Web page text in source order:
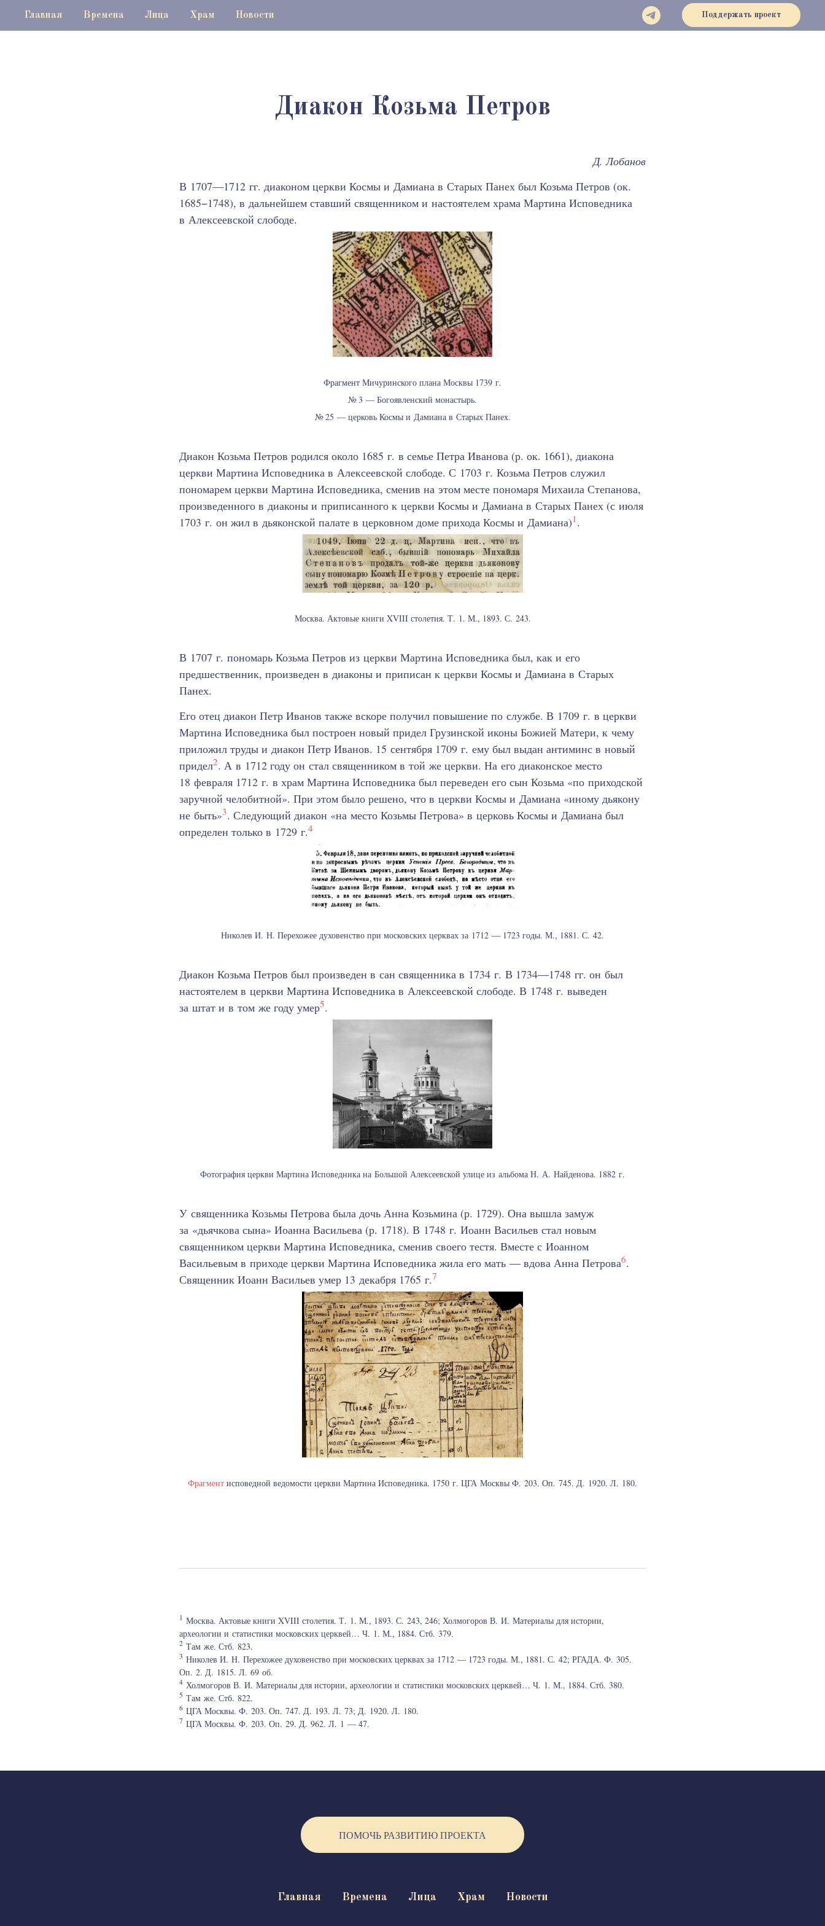
Главная Времена Лица Храм Новости Поддержать проект
Диакон Козьма Петров
Д. Лобанов
В 1707—1712 гг. диаконом церкви Космы и Дамиана в Старых Панех был Козьма Петров (ок.
1685−1748), в дальнейшем ставший священником и настоятелем храма Мартина Исповедника
в Алексеевской слободе.
Фрагмент Мичуринского плана Москвы 1739 г.
№ 3 — Богоявленский монастырь.
№ 25 — церковь Космы и Дамиана в Старых Панех.
Диакон Козьма Петров родился около 1685 г. в семье Петра Иванова (р. ок. 1661), диакона
церкви Мартина Исповедника в Алексеевской слободе. С 1703 г. Козьма Петров служил
пономарем церкви Мартина Исповедника, сменив на этом месте пономаря Михаила Степанова,
произведенного в диаконы и приписанного к церкви Космы и Дамиана в Старых Панех (с июля
1703 г. он жил в дьяконской палате в церковном доме прихода Космы и Дамиана)1.
Москва. Актовые книги XVIII столетия. Т. 1. М., 1893. С. 243.
В 1707 г. пономарь Козьма Петров из церкви Мартина Исповедника был, как и его
предшественник, произведен в диаконы и приписан к церкви Космы и Дамиана в Старых
Панех.
Его отец диакон Петр Иванов также вскоре получил повышение по службе. В 1709 г. в церкви
Мартина Исповедника был построен новый придел Грузинской иконы Божией Матери, к чему
приложил труды и диакон Петр Иванов. 15 сентября 1709 г. ему был выдан антиминс в новый
придел2. А в 1712 году он стал священником в той же церкви. На его диаконское место
18 февраля 1712 г. в храм Мартина Исповедника был переведен его сын Козьма «по приходской
заручной челобитной». При этом было решено, что в церкви Космы и Дамиана «иному дьякону
не быть»3. Следующий диакон «на место Козьмы Петрова» в церковь Космы и Дамиана был
определен только в 1729 г.4
Николев И. Н. Перехожее духовенство при московских церквах за 1712 — 1723 годы. М., 1881. С. 42.
Диакон Козьма Петров был произведен в сан священника в 1734 г. В 1734—1748 гг. он был
настоятелем в церкви Мартина Исповедника в Алексеевской слободе. В 1748 г. выведен
за штат и в том же году умер5.
Фотография церкви Мартина Исповедника на Большой Алексеевской улице из альбома Н. А. Найденова. 1882 г.
У священника Козьмы Петрова была дочь Анна Козьмина (р. 1729). Она вышла замуж
за «дьячкова сына» Иоанна Васильева (р. 1718). В 1748 г. Иоанн Васильев стал новым
священником церкви Мартина Исповедника, сменив своего тестя. Вместе с Иоанном
Васильевым в приходе церкви Мартина Исповедника жила его мать — вдова Анна Петрова6.
Священник Иоанн Васильев умер 13 декабря 1765 г.7
Фрагмент исповедной ведомости церкви Мартина Исповедника. 1750 г. ЦГА Москвы Ф. 203. Оп. 745. Д. 1920. Л. 180.
1 Москва. Актовые книги XVIII столетия. Т. 1. М., 1893. С. 243, 246; Холмогоров В. И. Материалы для истории,
археологии и статистики московских церквей… Ч. 1. М., 1884. Стб. 379.
2 Там же. Стб. 823.
3 Николев И. Н. Перехожее духовенство при московских церквах за 1712 — 1723 годы. М., 1881. С. 42; РГАДА. Ф. 305.
Оп. 2. Д. 1815. Л. 69 об.
4 Холмогоров В. И. Материалы для истории, археологии и статистики московских церквей… Ч. 1. М., 1884. Стб. 380.
5 Там же. Стб. 822.
6 ЦГА Москвы. Ф. 203. Оп. 747. Д. 193. Л. 73; Д. 1920. Л. 180.
7 ЦГА Москвы. Ф. 203. Оп. 29. Д. 962. Л. 1 — 47.
ПОМОЧЬ РАЗВИТИЮ ПРОЕКТА
Главная Времена Лица Храм Новости